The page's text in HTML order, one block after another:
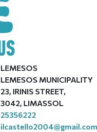
LEMESOS
LEMESOS MUNICIPALITY
23, IRINIS STREET,
3042, LIMASSOL
25356222
ilcastello2004@gmail.com